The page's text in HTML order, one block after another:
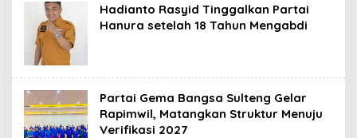
Hadianto Rasyid Tinggalkan Partai
Hanura setelah 18 Tahun Mengabdi
Partai Gema Bangsa Sulteng Gelar
Rapimwil, Matangkan Struktur Menuju
Verifikasi 2027